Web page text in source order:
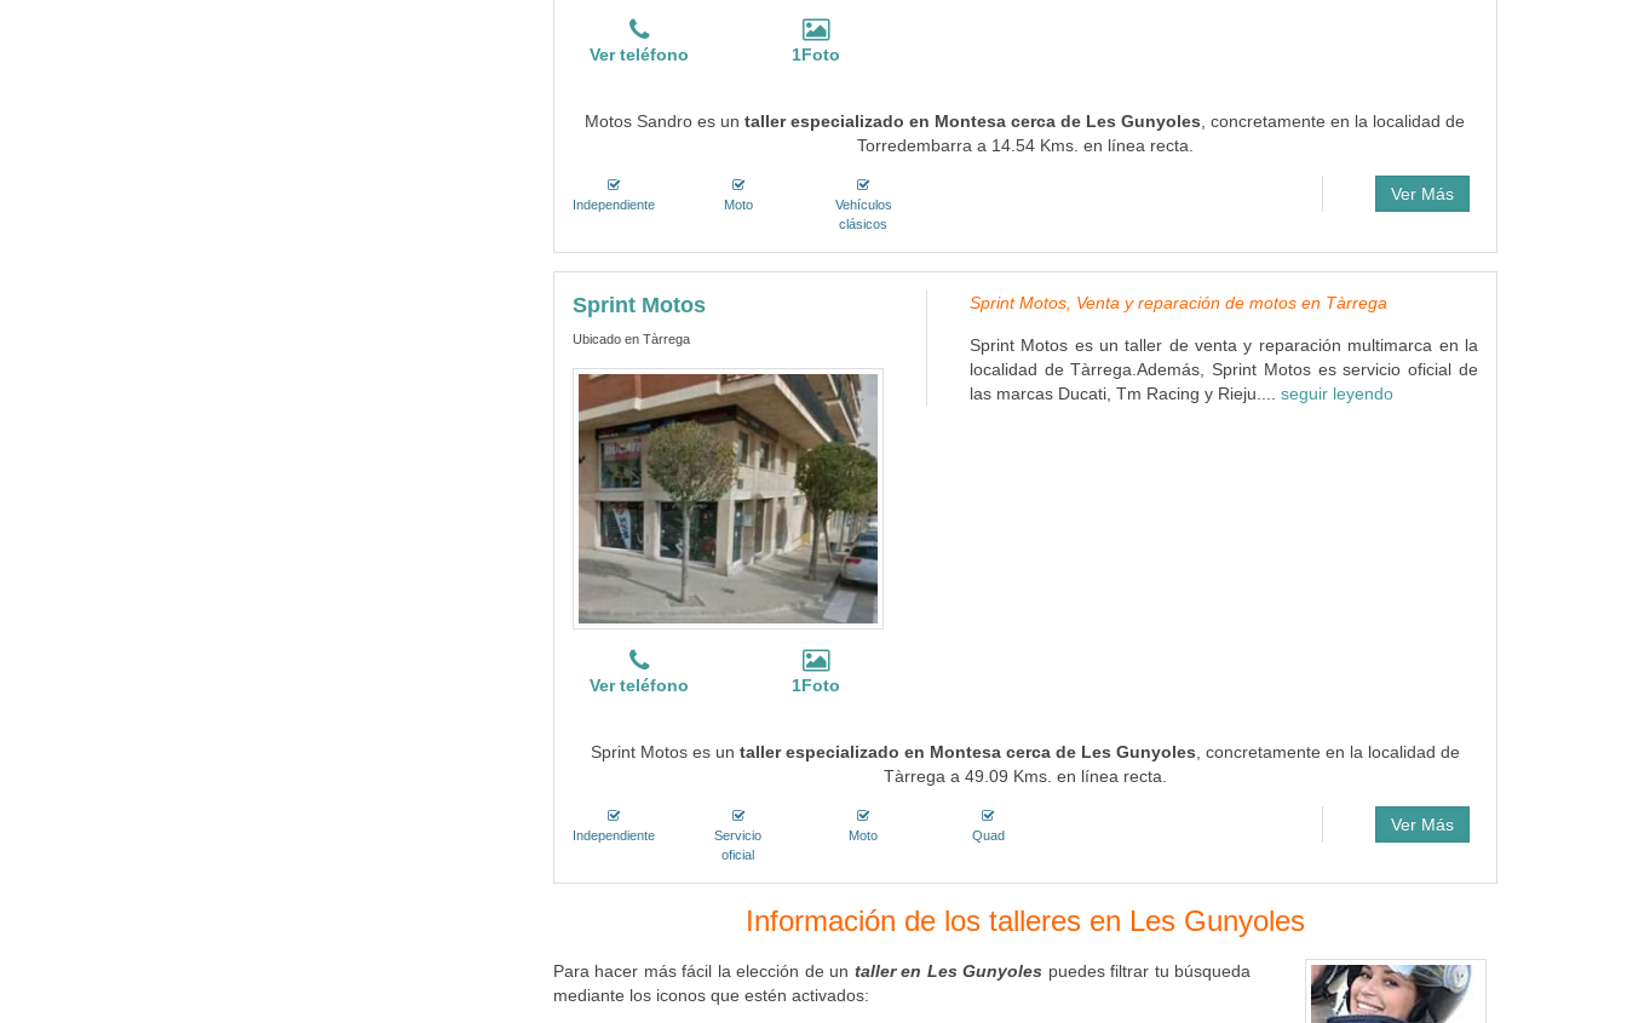
Ver teléfono 1Foto
Motos Sandro es untaller especializado en Montesa cerca de Les Gunyoles , concretamente en la localidad de
Torredembarra a 14.54 Kms. en línea recta.
Independiente Moto
Vehículos
clásicos
Ver Más
Sprint Motos
Ubicado en Tàrrega
Ver teléfono 1Foto
Sprint Motos, Venta y reparación de motos en Tàrrega
Sprint Motos es un taller de venta y reparación multimarca en la
localidad de Tàrrega.Además, Sprint Motos es servicio oficial de
las marcas Ducati, Tm Racing y Rieju.... seguir leyendo
Sprint Motos es un taller especializado en Montesa cerca de Les Gunyoles , concretamente en la localidad de
Tàrrega a 49.09 Kms. en línea recta.
Independiente
Servicio
oficial
Moto Quad
Ver Más
Información de los talleres en Les Gunyoles
Para hacer más fácil la elección de un taller en Les Gunyoles puedes filtrar tu búsqueda
mediante los iconos que estén activados: